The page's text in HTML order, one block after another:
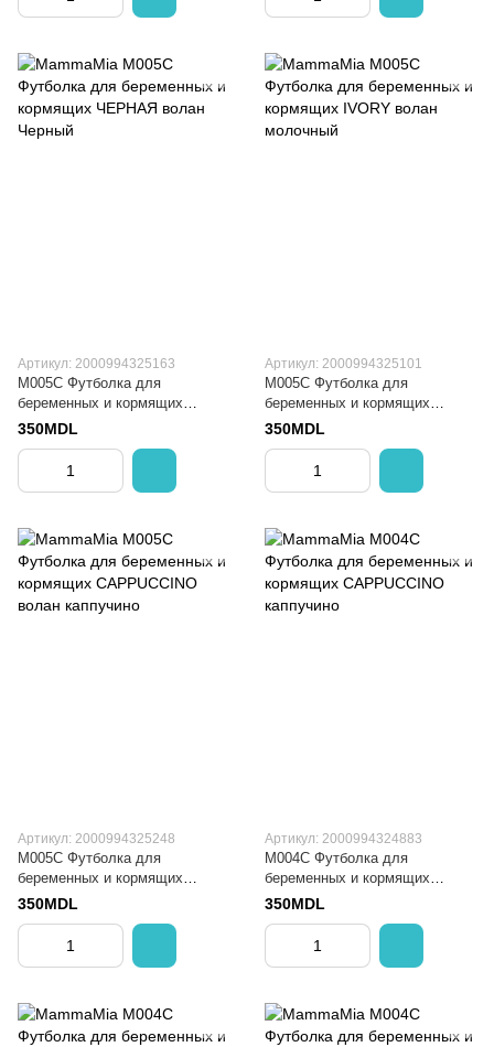
Артикул: 2000994325163
M005C Футболка для
беременных и кормящих
ЧЕРНАЯ волан
350MDL
Артикул: 2000994325101
M005C Футболка для
беременных и кормящих
IVORY волан
350MDL
Артикул: 2000994325248
M005C Футболка для
беременных и кормящих
CAPPUCCINO волан
350MDL
Артикул: 2000994324883
M004C Футболка для
беременных и кормящих
CAPPUCCINO
350MDL